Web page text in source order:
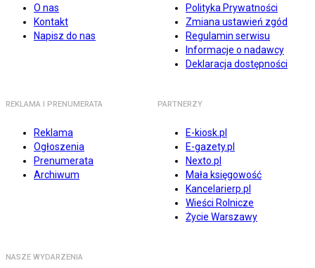
O nas
Kontakt
Napisz do nas
Polityka Prywatności
Zmiana ustawień zgód
Regulamin serwisu
Informacje o nadawcy
Deklaracja dostępności
REKLAMA I PRENUMERATA
Reklama
Ogłoszenia
Prenumerata
Archiwum
PARTNERZY
E-kiosk.pl
E-gazety.pl
Nexto.pl
Mała księgowość
Kancelarierp.pl
Wieści Rolnicze
Życie Warszawy
NASZE WYDARZENIA